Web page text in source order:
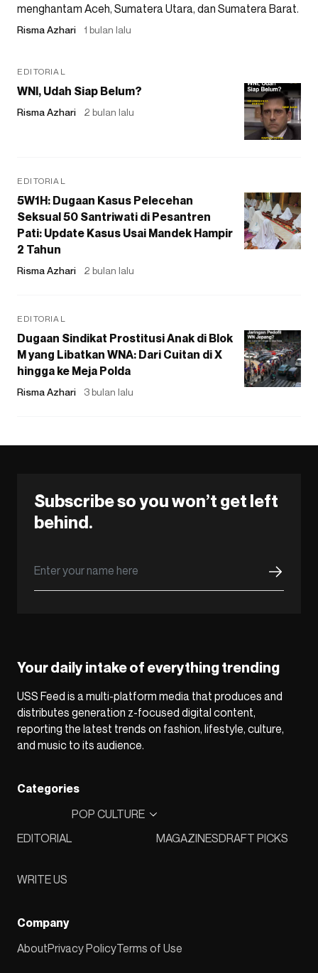
menghantam Aceh, Sumatera Utara, dan Sumatera Barat.
Risma Azhari 1 bulan lalu
EDITORIAL
WNI, Udah Siap Belum?
Risma Azhari 2 bulan lalu
EDITORIAL
5W1H: Dugaan Kasus Pelecehan
Seksual 50 Santriwati di Pesantren
Pati: Update Kasus Usai Mandek Hampir
2 Tahun
Risma Azhari 2 bulan lalu
EDITORIAL
Dugaan Sindikat Prostitusi Anak di Blok
M yang Libatkan WNA: Dari Cuitan di X
hingga ke Meja Polda
Risma Azhari 3 bulan lalu
Subscribe so you won’t get left
behind.
Your daily intake of everything trending
USS Feed is a multi-platform media that produces and
distributes generation z-focused digital content,
reporting the latest trends on fashion, lifestyle, culture,
and music to its audience.
Categories
EDITORIAL
POP CULTURE
MAGAZINESDRAFT PICKS
WRITE US
Company
AboutPrivacy PolicyTerms of Use